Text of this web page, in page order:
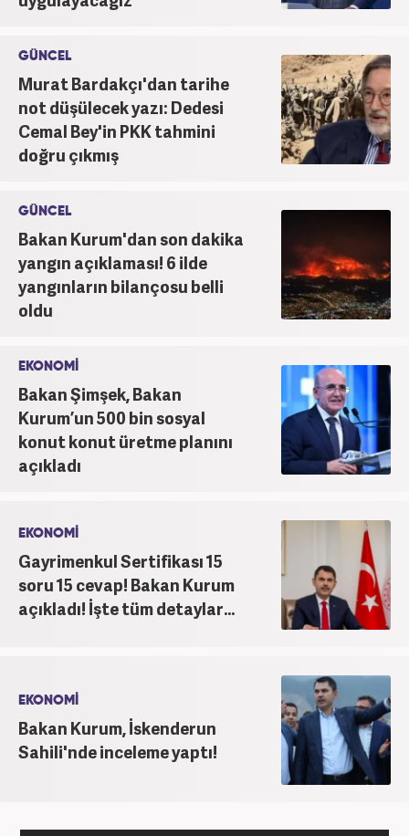
GÜNCEL
Murat Bardakçı'dan tarihe
not düşülecek yazı: Dedesi
Cemal Bey'in PKK tahmini
doğru çıkmış
GÜNCEL
Bakan Kurum'dan son dakika
yangın açıklaması! 6 ilde
yangınların bilançosu belli
oldu
EKONOMİ
Bakan Şimşek, Bakan
Kurum’un 500 bin sosyal
konut konut üretme planını
açıkladı
EKONOMİ
Gayrimenkul Sertifikası 15
soru 15 cevap! Bakan Kurum
açıkladı! İşte tüm detaylar...
EKONOMİ
Bakan Kurum, İskenderun
Sahili'nde inceleme yaptı!